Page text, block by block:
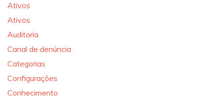
Ativos
Ativos
Auditoria
Canal de denúncia
Categorias
Configurações
Conhecimento